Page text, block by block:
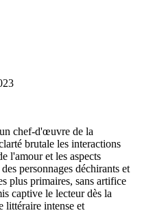
chef-d'œuvre de la
brutale les interactions
l'amour et les aspects
personnages déchirants et
plus primaires, sans artifice
captive le lecteur dès la
littéraire intense et